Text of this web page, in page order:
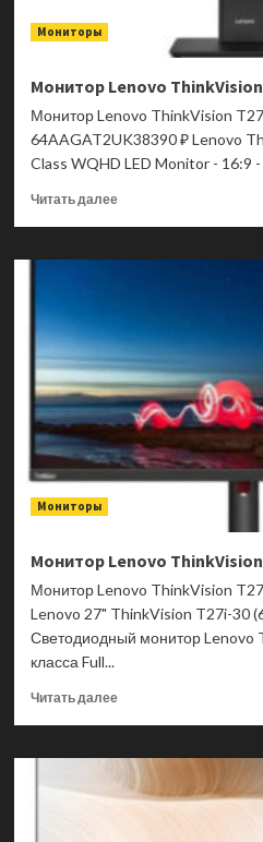
Мониторы
Монитор Lenovo ThinkVision
Монитор Lenovo ThinkVision
64AAGAT2UK38390 ₽ Lenovo
Class WQHD LED Monitor - 16:9
Читать далееПрочитать
Монитор
40
64AAGAT2UK
Мониторы
Монитор Lenovo ThinkVision
Монитор Lenovo ThinkVision
Lenovo 27" ThinkVision T27i-30
Светодиодный монитор Lenovo
класса Full...
Читать далееПрочитать
Монитор
ThinkVision